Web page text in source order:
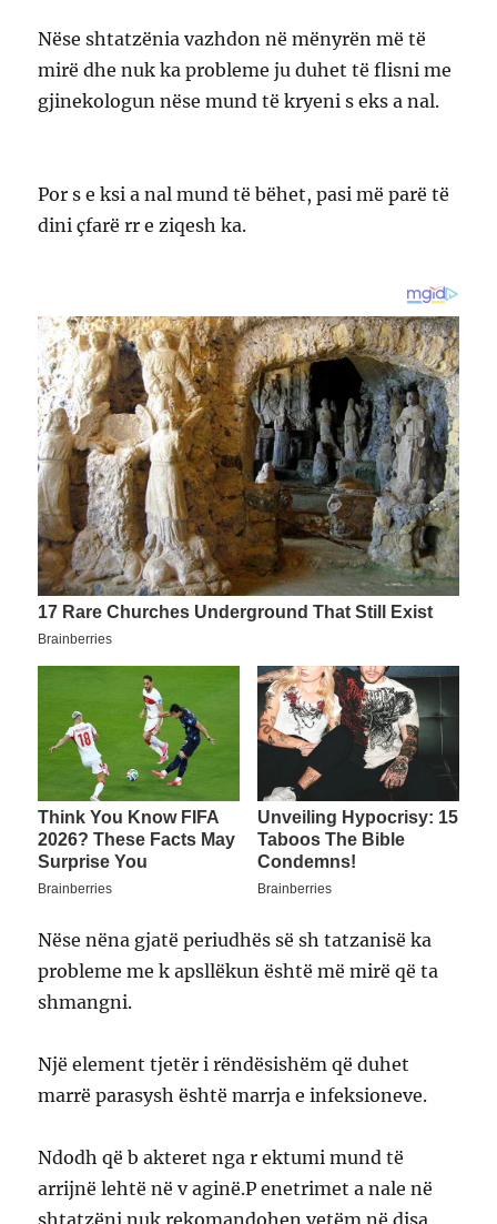
Nëse shtatzënia vazhdon në mënyrën më të
mirë dhe nuk ka probleme ju duhet të flisni me
gjinekologun nëse mund të kryeni s eks a nal.
Por s e ksi a nal mund të bëhet, pasi më parë të
dini çfarë rr e ziqesh ka.
Nëse nëna gjatë periudhës së sh tatzanisë ka
probleme me k apsllëkun është më mirë që ta
shmangni.
Një element tjetër i rëndësishëm që duhet
marrë parasysh është marrja e infeksioneve.
Ndodh që b akteret nga r ektumi mund të
arrijnë lehtë në v aginë.P enetrimet a nale në
shtatzëni nuk rekomandohen vetëm në disa